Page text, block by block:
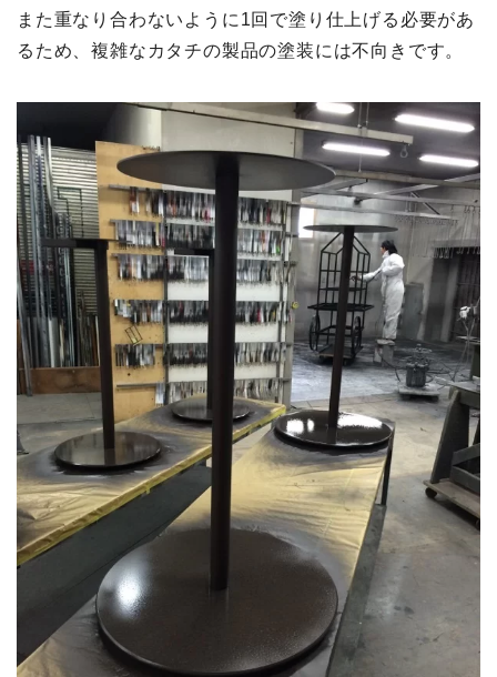
また重なり合わないように1回で塗り仕上げる必要があ
るため、複雑なカタチの製品の塗装には不向きです。